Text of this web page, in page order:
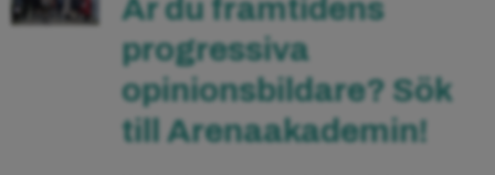
Är du framtidens
progressiva
opinionsbildare? Sök
till Arenaakademin!